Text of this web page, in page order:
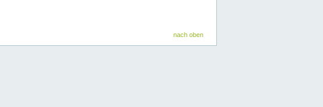
nach oben